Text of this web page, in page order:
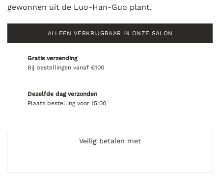
gewonnen uit de Luo-Han-Guo plant.
ALLEEN VERKRIJGBAAR IN ONZE SALON
Gratis verzending
Bij bestellingen vanaf €100
Dezelfde dag verzonden
Plaats bestelling voor 15:00
Veilig betalen met